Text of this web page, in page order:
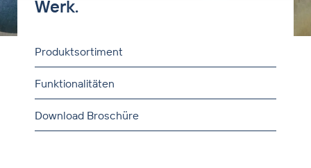
Nutztier
Heimtier & Pferd
Partnerschaft Brauereien
Lohnproduktion
Werk.
Produktsortiment
Funktionalitäten
Download Broschüre